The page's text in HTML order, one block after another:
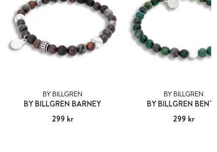
BY BILLGREN
BY BILLGREN BARNEY
Pris:299 kr
299 kr
BY BILLGREN
BY BILLGREN
Pris:299 kr
299 kr